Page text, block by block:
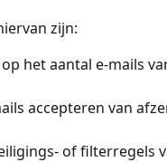
zijn:
het aantal e-mails
accepteren van
of filterregels